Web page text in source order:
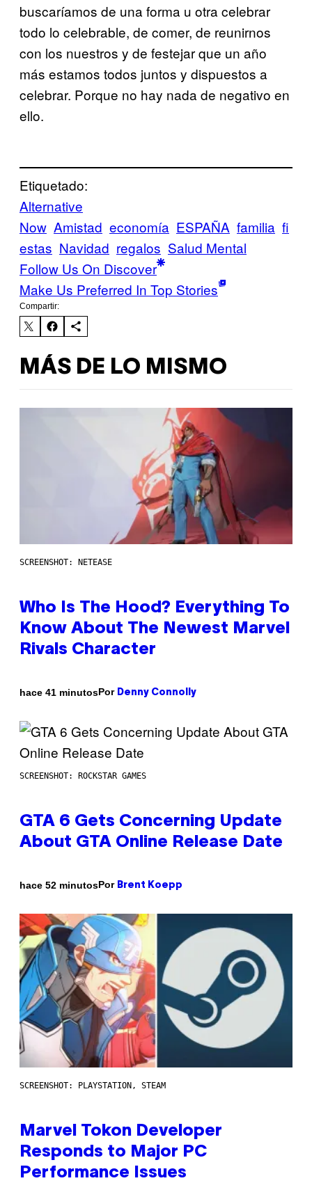
buscaríamos de una forma u otra celebrar
todo lo celebrable, de comer, de reunirnos
con los nuestros y de festejar que un año
más estamos todos juntos y dispuestos a
celebrar. Porque no hay nada de negativo en
ello.
Etiquetado:
Alternative
Now Amistad economía ESPAÑA familia fi
estas Navidad regalos Salud Mental
Follow Us On Discover
Make Us Preferred In Top Stories
Compartir:
MÁS DE LO MISMO
SCREENSHOT: NETEASE
Who Is The Hood? Everything To
Know About The Newest Marvel
Rivals Character
hace 41 minutosPor Denny Connolly
SCREENSHOT: ROCKSTAR GAMES
GTA 6 Gets Concerning Update
About GTA Online Release Date
hace 52 minutosPor Brent Koepp
SCREENSHOT: PLAYSTATION, STEAM
Marvel Tokon Developer
Responds to Major PC
Performance Issues